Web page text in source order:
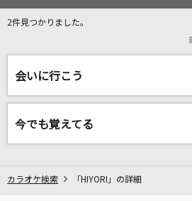
リアルタイムで歌われて
[生音]幸せ
back number
SixTONES
2件見つかりました。
会いに行こう
今でも覚えてる
カラオケ検索 「HIYORI」の詳細